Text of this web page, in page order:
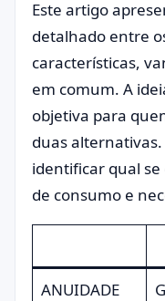
Este artigo
detalhado entre
características,
em comum. A
objetiva para
duas
identificar qual
de consumo e
ANUIDADE